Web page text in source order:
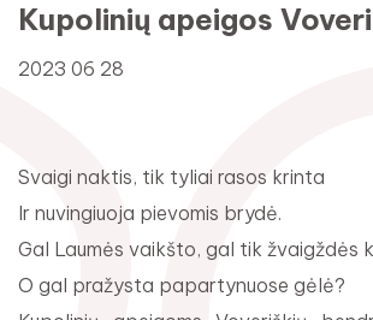
Kupolinių apeigos
2023 06 28
Svaigi naktis, tik tyliai rasos krinta
Ir nuvingiuoja pievomis brydė.
Gal Laumės vaikšto, gal tik žvaigždės
O gal pražysta papartynuose gėlė?